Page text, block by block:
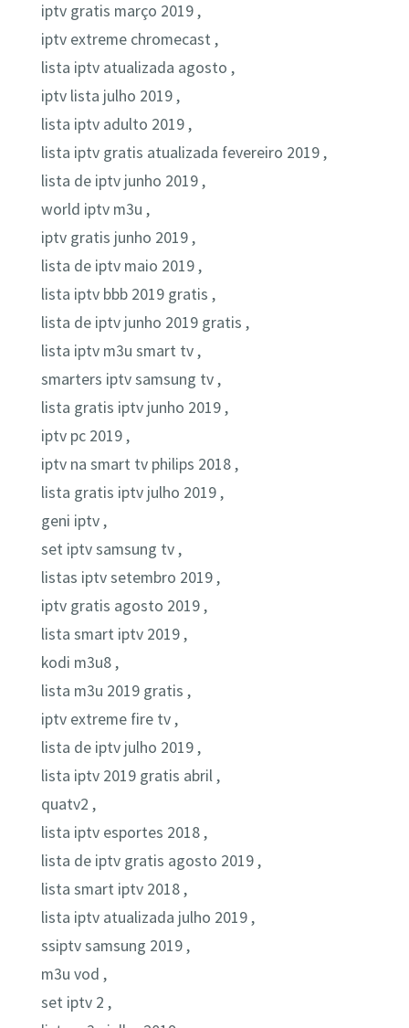
iptv gratis março 2019 ,
iptv extreme chromecast ,
lista iptv atualizada agosto ,
iptv lista julho 2019 ,
lista iptv adulto 2019 ,
lista iptv gratis atualizada fevereiro 2019 ,
lista de iptv junho 2019 ,
world iptv m3u ,
iptv gratis junho 2019 ,
lista de iptv maio 2019 ,
lista iptv bbb 2019 gratis ,
lista de iptv junho 2019 gratis ,
lista iptv m3u smart tv ,
smarters iptv samsung tv ,
lista gratis iptv junho 2019 ,
iptv pc 2019 ,
iptv na smart tv philips 2018 ,
lista gratis iptv julho 2019 ,
geni iptv ,
set iptv samsung tv ,
listas iptv setembro 2019 ,
iptv gratis agosto 2019 ,
lista smart iptv 2019 ,
kodi m3u8 ,
lista m3u 2019 gratis ,
iptv extreme fire tv ,
lista de iptv julho 2019 ,
lista iptv 2019 gratis abril ,
quatv2 ,
lista iptv esportes 2018 ,
lista de iptv gratis agosto 2019 ,
lista smart iptv 2018 ,
lista iptv atualizada julho 2019 ,
ssiptv samsung 2019 ,
m3u vod ,
set iptv 2 ,